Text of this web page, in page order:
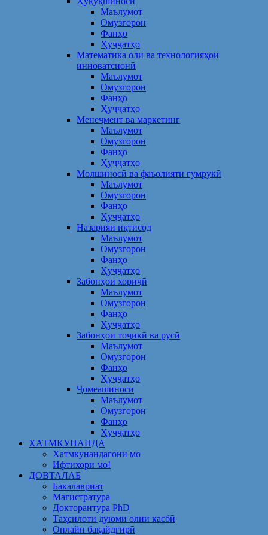
Маълумот
Омузгорон
Фанҳо
Ҳуҷҷатҳо
Математика олӣ ва технологияҳои
инноватсионӣ
Маълумот
Омузгорон
Фанҳо
Ҳуҷҷатҳо
Менеҷмент ва маркетинг
Маълумот
Омузгорон
Фанҳо
Ҳуҷҷатҳо
Молшиносӣ ва фаъолияти гумрукӣ
Маълумот
Омузгорон
Фанҳо
Ҳуҷҷатҳо
Назарияи иқтисод
Маълумот
Омузгорон
Фанҳо
Ҳуҷҷатҳо
Забонҳои хориҷӣ
Маълумот
Омузгорон
Фанҳо
Ҳуҷҷатҳо
Забонҳои тоҷикӣ ва русӣ
Маълумот
Омузгорон
Фанҳо
Ҳуҷҷатҳо
Ҷомеашиносӣ
Маълумот
Омузгорон
Фанҳо
Ҳуҷҷатҳо
ХАТМКУНАНДА
Хатмкунандагони мо
Ифтихори мо!
ДОВТАЛАБ
Бакалавриат
Магистратура
Докторантура PhD
Таҳсилоти дуюми олии касбӣ
Онлайн бақайдгирӣ